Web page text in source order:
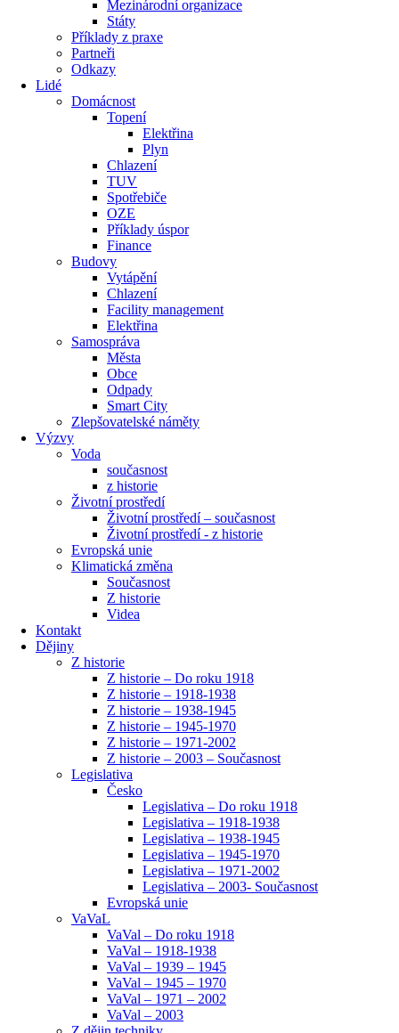
Mezinárodní organizace
Státy
Příklady z praxe
Partneři
Odkazy
Lidé
Domácnost
Topení
Elektřina
Plyn
Chlazení
TUV
Spotřebiče
OZE
Příklady úspor
Finance
Budovy
Vytápění
Chlazení
Facility management
Elektřina
Samospráva
Města
Obce
Odpady
Smart City
Zlepšovatelské náměty
Výzvy
Voda
současnost
z historie
Životní prostředí
Životní prostředí – současnost
Životní prostředí ​- z historie
Evropská unie
Klimatická změna
Současnost
Z historie
Videa
Kontakt
Dějiny
Z historie
Z historie – Do roku 1918
Z historie – 1918-1938
Z historie – 1938-1945
Z historie – 1945-1970
Z historie – 1971-2002
Z historie – 2003 – Současnost
Legislativa
Česko
Legislativa – Do roku 1918
Legislativa – 1918-1938
Legislativa – 1938-1945
Legislativa – 1945-1970
Legislativa – 1971-2002
Legislativa – 2003- Současnost
Evropská unie
VaVaL
VaVal – Do roku 1918
VaVal – 1918-1938
VaVal – 1939 – 1945
VaVal – 1945 – 1970
VaVal – 1971 – 2002
VaVal – 2003